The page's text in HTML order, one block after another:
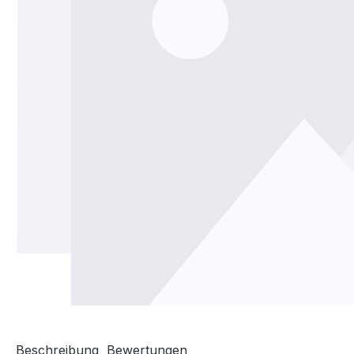
Beschreibung Bewertungen